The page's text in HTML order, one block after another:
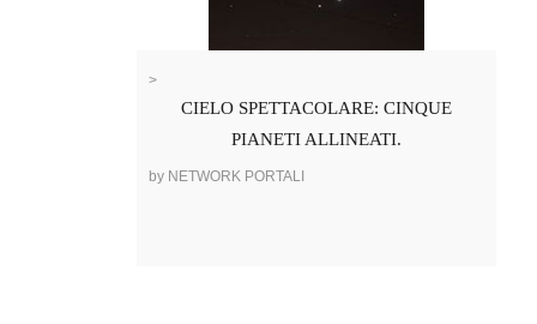
>
CIELO SPETTACOLARE: CINQUE
PIANETI ALLINEATI.
by NETWORK PORTALI